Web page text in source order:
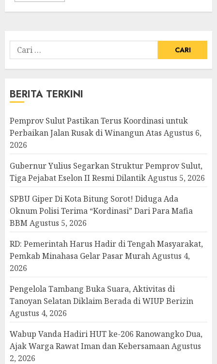
Cari
untuk:
BERITA TERKINI
Pemprov Sulut Pastikan Terus Koordinasi untuk
Perbaikan Jalan Rusak di Winangun Atas Agustus 6,
2026
Gubernur Yulius Segarkan Struktur Pemprov Sulut,
Tiga Pejabat Eselon II Resmi DilantikAgustus 5, 2026
SPBU Giper Di Kota Bitung Sorot! Diduga Ada
Oknum Polisi Terima “Kordinasi” Dari Para Mafia
BBM Agustus 5, 2026
RD: Pemerintah Harus Hadir di Tengah Masyarakat,
Pemkab Minahasa Gelar Pasar MurahAgustus 4,
2026
Pengelola Tambang Buka Suara, Aktivitas di
Tanoyan Selatan Diklaim Berada di WIUP Berizin
Agustus 4, 2026
Wabup Vanda Hadiri HUT ke-206 Ranowangko Dua,
Ajak Warga Rawat Iman dan KebersamaanAgustus
2, 2026